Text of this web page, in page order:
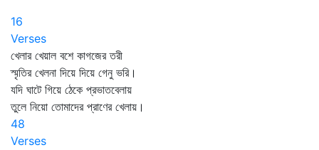
16
Verses
খেলার খেয়াল বশে কাগজের তরী
স্মৃতির খেলনা দিয়ে দিয়ে গেনু ভরি।
যদি ঘাটে গিয়ে ঠেকে প্রভাতবেলায়
তুলে নিয়ো তোমাদের প্রাণের খেলায়।
48
Verses